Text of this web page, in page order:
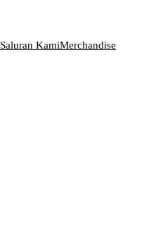
Saluran KamiMerchandise